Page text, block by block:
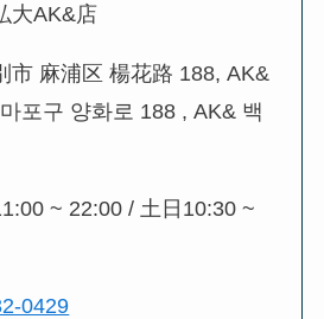
大AK&店
市 麻浦区 楊花路 188, AK&
포구 양화로 188 , AK& 백
~ 22:00 / 土日10:30 ~
0429